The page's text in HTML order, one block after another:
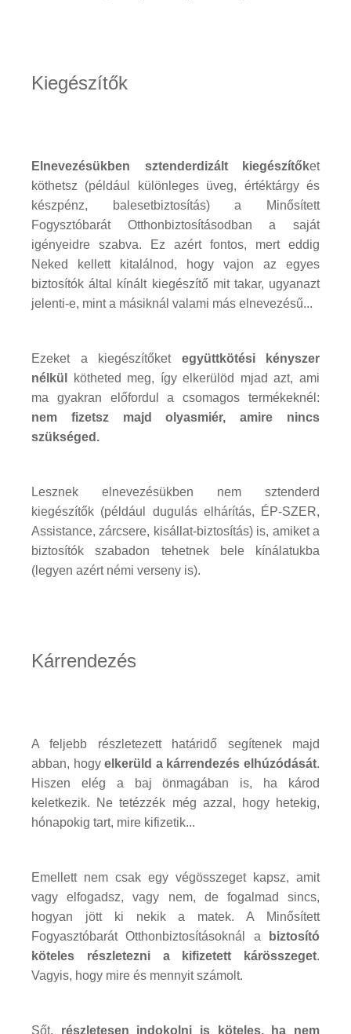
Kiegészítők
Elnevezésükben sztenderdizált kiegészítőket
köthetsz (például különleges üveg, értéktárgy és
készpénz, balesetbiztosítás) a Minősített
Fogysztóbarát Otthonbiztosításodban a saját
igényeidre szabva. Ez azért fontos, mert eddig
Neked kellett kitalálnod, hogy vajon az egyes
biztosítók által kínált kiegészítő mit takar, ugyanazt
jelenti-e, mint a másiknál valami más elnevezésű...
Ezeket a kiegészítőket együttkötési kényszer
nélkül
kötheted meg, így elkerülöd mjad azt, ami
ma gyakran előfordul a csomagos termékeknél:
nem fizetsz majd olyasmiér, amire nincs
szükséged.
Lesznek elnevezésükben nem sztenderd
kiegészítők (például dugulás elhárítás, ÉP-SZER,
Assistance, zárcsere, kisállat-biztosítás) is, amiket a
biztosítók szabadon tehetnek bele kínálatukba
(legyen azért némi verseny is).
Kárrendezés
A feljebb részletezett határidő segítenek majd
abban, hogyelkerüld a kárrendezés elhúzódását.
Hiszen elég a baj önmagában is, ha károd
keletkezik. Ne tetézzék még azzal, hogy hetekig,
hónapokig tart, mire kifizetik...
Emellett nem csak egy végösszeget kapsz, amit
vagy elfogadsz, vagy nem, de fogalmad sincs,
hogyan jött ki nekik a matek. A Minősített
Fogyasztóbarát Otthonbiztosításoknál a
biztosító
köteles részletezni a kifizetett kárösszeget.
Vagyis, hogy mire és mennyit számolt.
Sőt, részletesen indokolni is köteles, ha nem